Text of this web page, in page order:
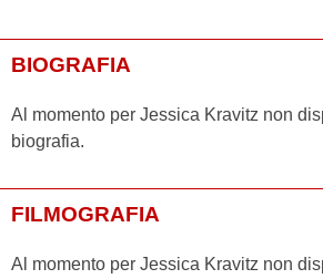
BIOGRAFIA
Al momento per Jessica Kravitz non
biografia.
FILMOGRAFIA
Al momento per Jessica Kravitz non